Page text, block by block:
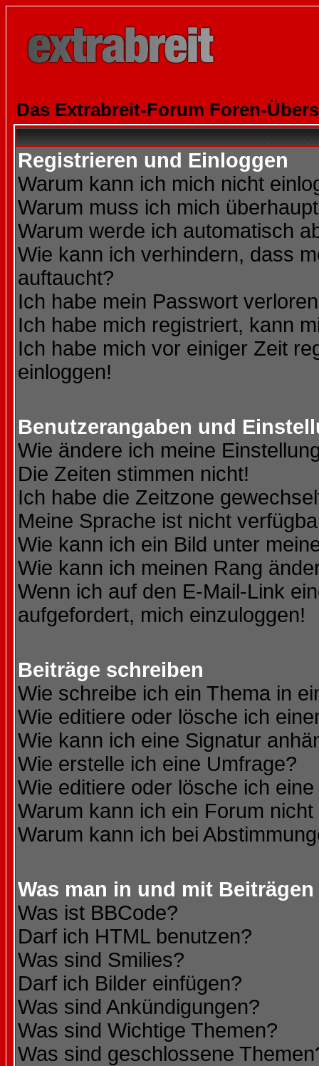
Das Extrabreit-Forum Foren-
Registrieren und Einloggen
Warum kann ich mich nicht
Warum muss ich mich
Warum werde ich automatisch
Wie kann ich verhindern, dass
auftaucht?
Ich habe mein Passwort
Ich habe mich registriert, kann
Ich habe mich vor einiger Zeit
einloggen!
Benutzerangaben und
Wie ändere ich meine
Die Zeiten stimmen nicht!
Ich habe die Zeitzone
Meine Sprache ist nicht
Wie kann ich ein Bild unter
Wie kann ich meinen Rang
Wenn ich auf den E-Mail-Link
aufgefordert, mich einzuloggen!
Beiträge schreiben
Wie schreibe ich ein Thema in
Wie editiere oder lösche ich
Wie kann ich eine Signatur
Wie erstelle ich eine Umfrage?
Wie editiere oder lösche ich
Warum kann ich ein Forum
Warum kann ich bei
Was man in und mit
Was ist BBCode?
Darf ich HTML benutzen?
Was sind Smilies?
Darf ich Bilder einfügen?
Was sind Ankündigungen?
Was sind Wichtige Themen?
Was sind geschlossene